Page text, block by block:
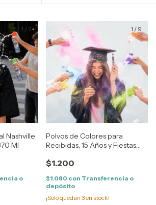
1 / 2
Nashville
Ml
o
1 / 9
Polvos de Colores para
Recibidas, 15 Años y Fiestas
$1.200
$1.080 con Transferencia o
depósito
¡Solo quedan 3en stock!